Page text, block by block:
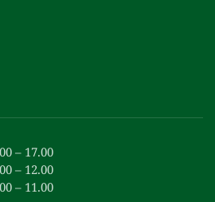
– 17.00
– 12.00
– 11.00